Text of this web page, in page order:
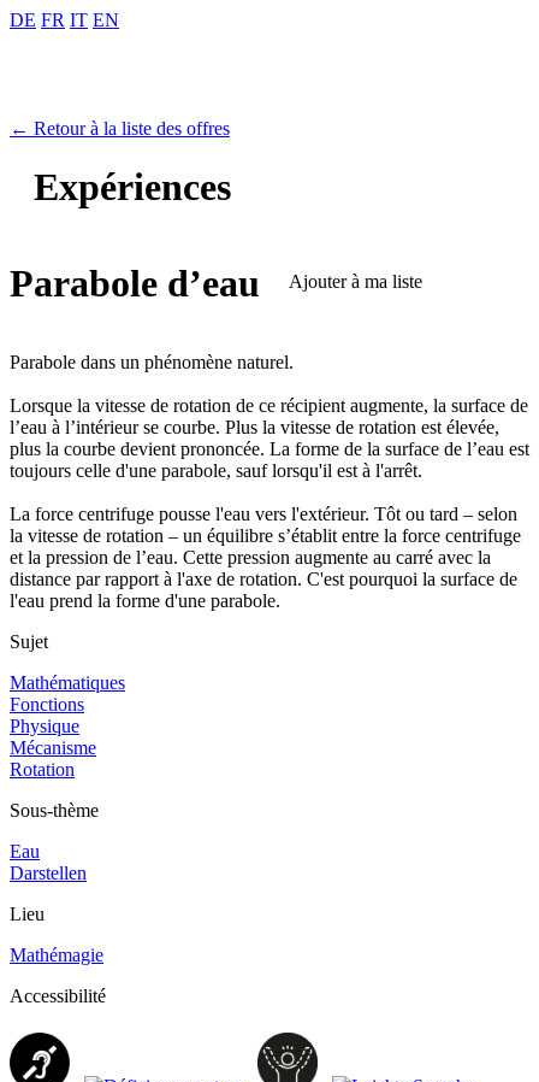
DE FR IT EN
← Retour à la liste des offres
Expériences
Parabole d’eau Ajouter à ma liste
Parabole dans un phénomène naturel.
Lorsque la vitesse de rotation de ce récipient augmente, la surface de
l’eau à l’intérieur se courbe. Plus la vitesse de rotation est élevée,
plus la courbe devient prononcée. La forme de la surface de l’eau est
toujours celle d'une parabole, sauf lorsqu'il est à l'arrêt.
La force centrifuge pousse l'eau vers l'extérieur. Tôt ou tard – selon
la vitesse de rotation – un équilibre s’établit entre la force centrifuge
et la pression de l’eau. Cette pression augmente au carré avec la
distance par rapport à l'axe de rotation. C'est pourquoi la surface de
l'eau prend la forme d'une parabole.
Sujet
Mathématiques
Fonctions
Physique
Mécanisme
Rotation
Sous-thème
Eau
Darstellen
Lieu
Mathémagie
Accessibilité